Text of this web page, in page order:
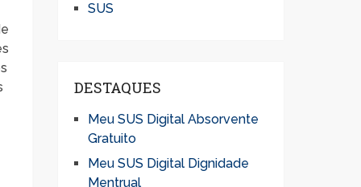
SUS
DESTAQUES
Meu SUS Digital Absorvente
Gratuito
Meu SUS Digital Dignidade
Mentrual